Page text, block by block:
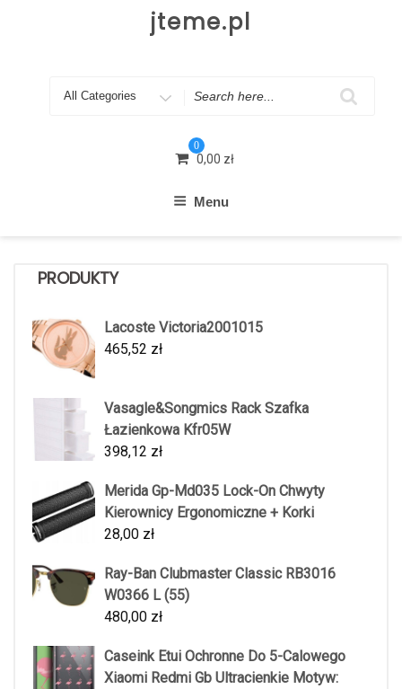
jteme.pl
Search
0
0,00 zł
Menu
PRODUKTY
Lacoste Victoria2001015
465,52 zł
Vasagle&Songmics Rack Szafka
Łazienkowa Kfr05W
398,12 zł
Merida Gp-Md035 Lock-On Chwyty
Kierownicy Ergonomiczne + Korki
28,00 zł
Ray-Ban Clubmaster Classic RB3016
W0366 L (55)
480,00 zł
Caseink Etui Ochronne Do 5-Calowego
Xiaomi Redmi Gb Ultracienkie Motyw: